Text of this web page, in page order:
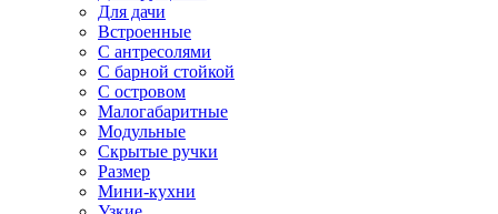
Для дачи
Встроенные
С антресолями
С барной стойкой
С островом
Малогабаритные
Модульные
Скрытые ручки
Размер
Мини-кухни